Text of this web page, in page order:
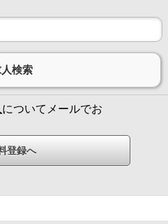
についてメールでお